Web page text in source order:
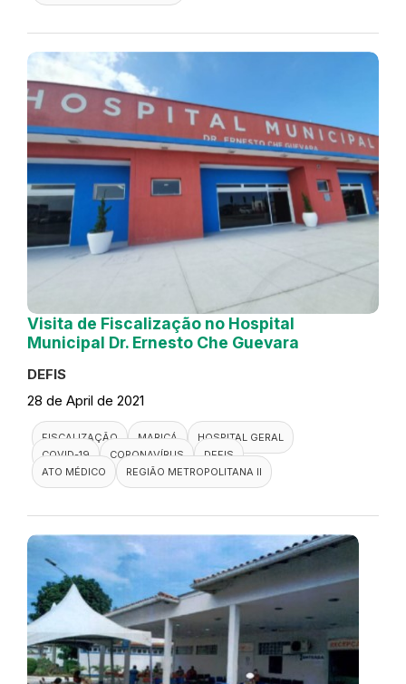
Visita de Fiscalização no Hospital
Municipal Dr. Ernesto Che Guevara
DEFIS
28 de April de 2021
FISCALIZAÇÃO MARICÁ
HOSPITAL GERAL
COVID-19
CORONAVÍRUS
DEFIS
ATO MÉDICO
REGIÃO METROPOLITANA II